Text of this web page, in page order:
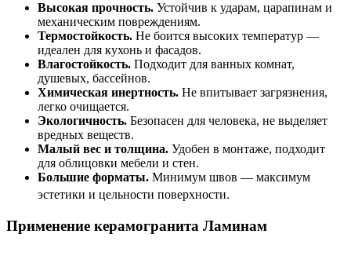
Высокая прочность. Устойчив к ударам, царапинам и
механическим повреждениям.
Термостойкость. Не боится высоких температур —
идеален для кухонь и фасадов.
Влагостойкость. Подходит для ванных комнат,
душевых, бассейнов.
Химическая инертность. Не впитывает загрязнения,
легко очищается.
Экологичность. Безопасен для человека, не выделяет
вредных веществ.
Малый вес и толщина. Удобен в монтаже, подходит
для облицовки мебели и стен.
Большие форматы. Минимум швов — максимум
эстетики и цельности поверхности.
Применение керамогранита Ламинам